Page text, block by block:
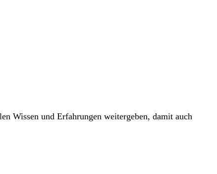
Wissen und Erfahrungen weitergeben, damit auch